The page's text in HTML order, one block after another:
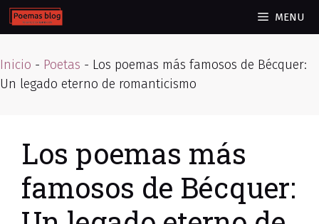
Skip
to
MENU
Inicio - Poetas - Los poemas más famosos de Bécquer:
Un legado eterno de romanticismo
Los poemas más
famosos de Bécquer: